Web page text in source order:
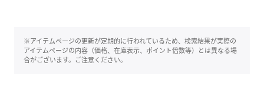
※アイテムページの更新が定期的に行われているため、検索結果が実際の
アイテムページの内容（価格、在庫表示、ポイント倍数等）とは異なる場
合がございます。ご注意ください。